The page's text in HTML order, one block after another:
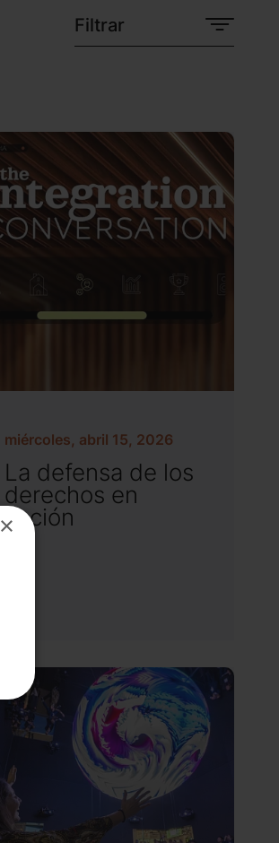
Filtrar
miércoles, abril 15, 2026
La defensa de los
derechos en
acción
×